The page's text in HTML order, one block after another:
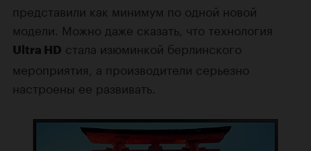
представили как минимум по одной новой
модели. Можно даже сказать, что технология
Ultra HD стала изюминкой берлинского
мероприятия, а производители серьезно
настроены ее развивать.